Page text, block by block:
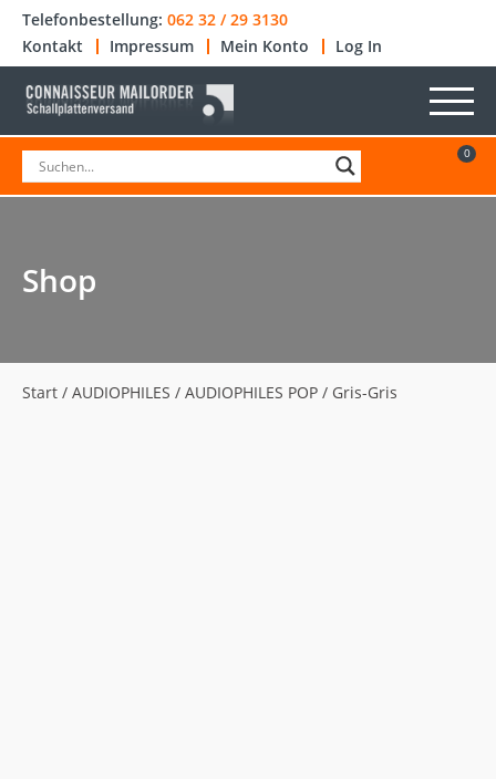
Telefonbestellung: 062 32 / 29 3130
Kontakt
Impressum Mein Konto Log In
0
Shop
Start / AUDIOPHILES / AUDIOPHILES POP / Gris-Gris